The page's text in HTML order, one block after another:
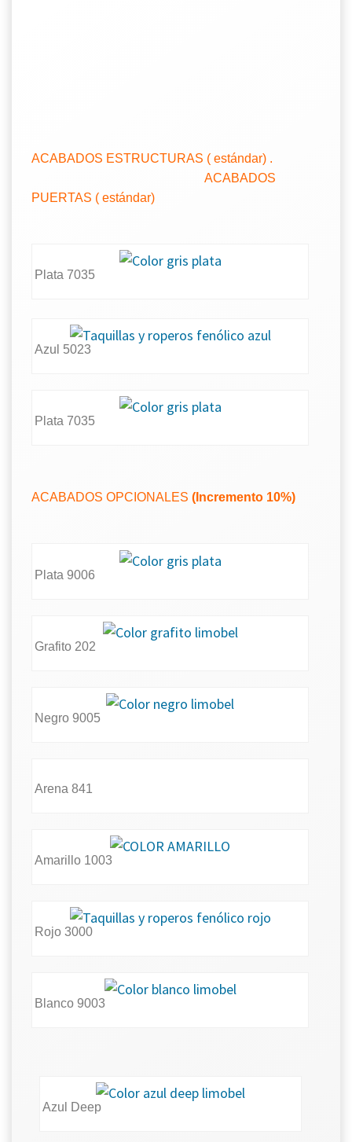
ACABADOS ESTRUCTURAS ( estándar) .
ACABADOS
PUERTAS ( estándar)
Plata 7035
Azul 5023
Plata 7035
ACABADOS OPCIONALES (Incremento 10%)
Plata 9006
Grafito 202
Negro 9005
Arena 841
Amarillo 1003
Rojo 3000
Blanco 9003
Azul Deep